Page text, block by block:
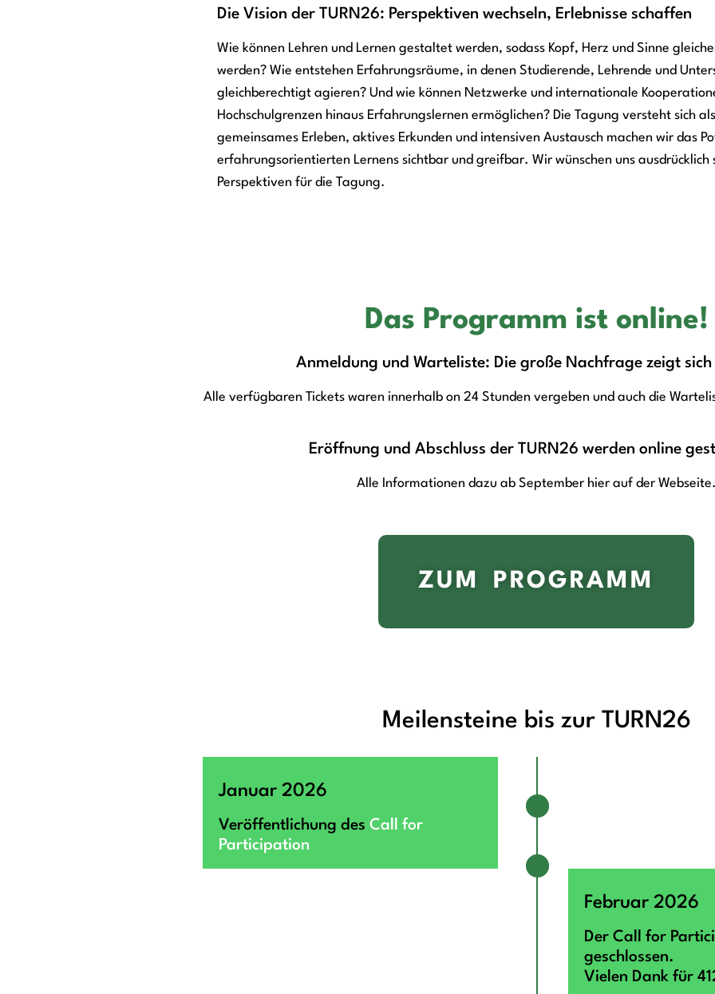
Die Vision der TURN26: Perspektiven wechseln, Erlebnisse schaffen
Wie können Lehren und Lernen gestaltet werden, sodass Kopf, Herz und Sinne
werden? Wie entstehen Erfahrungsräume, in denen Studierende, Lehrende und
gleichberechtigt agieren? Und wie können Netzwerke und internationale
Hochschulgrenzen hinaus Erfahrungslernen ermöglichen? Die Tagung versteht sich
gemeinsames Erleben, aktives Erkunden und intensiven Austausch machen wir das
erfahrungsorientierten Lernens sichtbar und greifbar. Wir wünschen uns ausdrücklich
Perspektiven für die Tagung.
Das Programm ist online!
Anmeldung und Warteliste: Die große Nachfrage zeigt
Alle verfügbaren Tickets waren innerhalb on 24 Stunden vergeben und auch die
Eröffnung und Abschluss der TURN26 werden online
Alle Informationen dazu ab September hier auf der Webseite.
ZUM PROGRAMM
Meilensteine bis zur TURN26
Januar 2026
Veröffentlichung des Call for
Participation
Februar 2026
Der Call for
geschlossen.
Vielen Dank für